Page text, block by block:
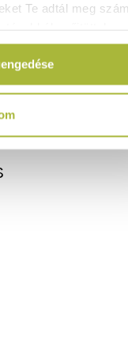
Te adtál meg